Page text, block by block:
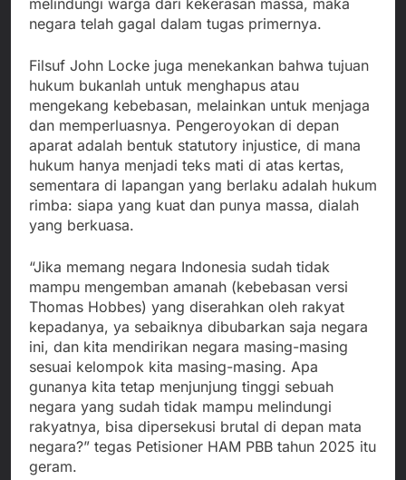
melindungi warga dari kekerasan massa, maka
negara telah gagal dalam tugas primernya.
Filsuf John Locke juga menekankan bahwa tujuan
hukum bukanlah untuk menghapus atau
mengekang kebebasan, melainkan untuk menjaga
dan memperluasnya. Pengeroyokan di depan
aparat adalah bentuk statutory injustice, di mana
hukum hanya menjadi teks mati di atas kertas,
sementara di lapangan yang berlaku adalah hukum
rimba: siapa yang kuat dan punya massa, dialah
yang berkuasa.
“Jika memang negara Indonesia sudah tidak
mampu mengemban amanah (kebebasan versi
Thomas Hobbes) yang diserahkan oleh rakyat
kepadanya, ya sebaiknya dibubarkan saja negara
ini, dan kita mendirikan negara masing-masing
sesuai kelompok kita masing-masing. Apa
gunanya kita tetap menjunjung tinggi sebuah
negara yang sudah tidak mampu melindungi
rakyatnya, bisa dipersekusi brutal di depan mata
negara?” tegas Petisioner HAM PBB tahun 2025 itu
geram.